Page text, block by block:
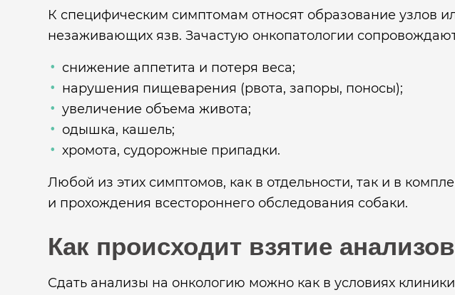
К специфическим симптомам относят образование узлов
незаживающих язв. Зачастую онкопатологии
снижение аппетита и потеря веса;
нарушения пищеварения (рвота, запоры, поносы);
увеличение объема живота;
одышка, кашель;
хромота, судорожные припадки.
Любой из этих симптомов, как в отдельности, так и в
и прохождения всестороннего обследования собаки.
Как происходит взятие анализов
Сдать анализы на онкологию можно как в условиях